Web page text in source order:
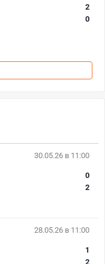
2
0
30.05.26 в 11:00
0
2
28.05.26 в 11:00
1
2